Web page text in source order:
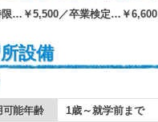
限…￥5,500／卒業検定…￥6,600
設備
可能年齢 1歳～就学前まで